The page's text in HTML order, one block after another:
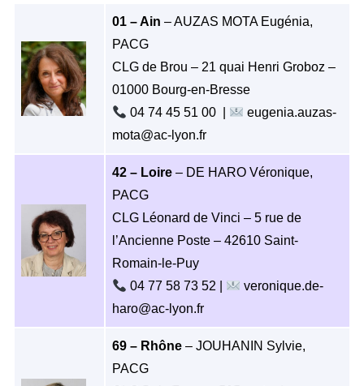
01 – Ain – AUZAS MOTA Eugénia,
PACG
CLG de Brou – 21 quai Henri Groboz –
01000 Bourg-en-Bresse
04 74 45 51 00 |
eugenia.auzas-
mota@ac-lyon.fr
42 – Loire – DE HARO Véronique,
PACG
CLG Léonard de Vinci – 5 rue de
l’Ancienne Poste – 42610 Saint-
Romain-le-Puy
04 77 58 73 52 |
veronique.de-
haro@ac-lyon.fr
69 – Rhône – JOUHANIN Sylvie,
PACG